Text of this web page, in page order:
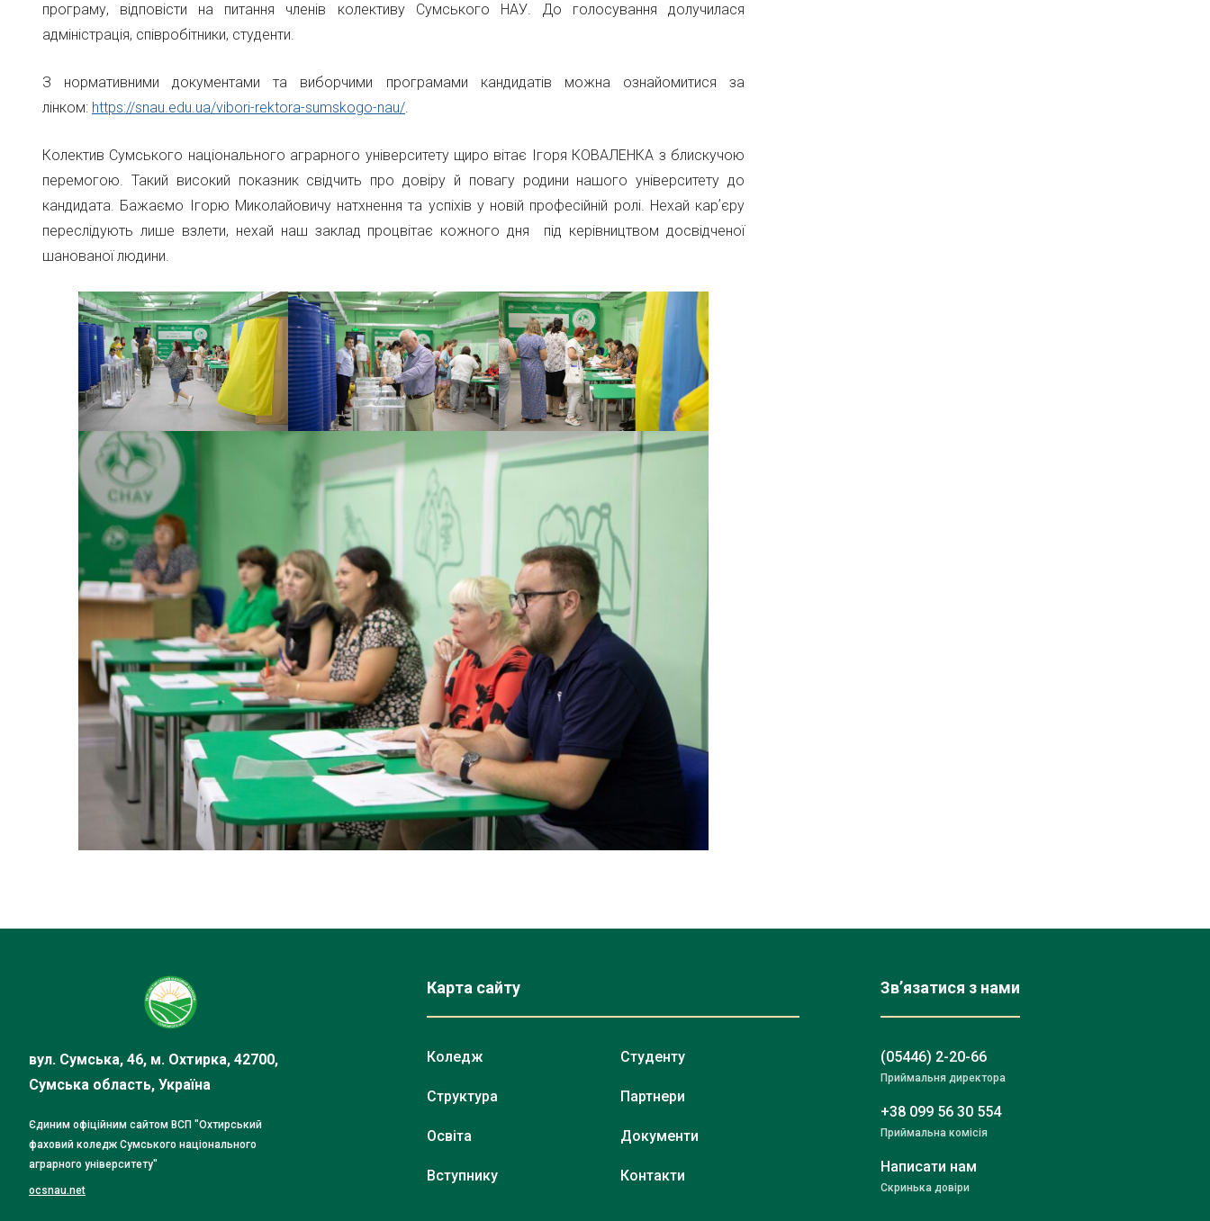
програму, відповісти на питання членів колективу Сумського НАУ. До голосування долучилася
адміністрація, співробітники, студенти.
З нормативними документами та виборчими програмами кандидатів можна ознайомитися за
лінком: https://snau.edu.ua/vibori-rektora-sumskogo-nau/.
Колектив Сумського національного аграрного університету щиро вітає Ігоря КОВАЛЕНКА з блискучою
перемогою. Такий високий показник свідчить про довіру й повагу родини нашого університету до
кандидата. Бажаємо Ігорю Миколайовичу натхнення та успіхів у новій професійній ролі. Нехай карʼєру
переслідують лише взлети, нехай наш заклад процвітає кожного дня під керівництвом досвідченої
шанованої людини.
вул. Сумська, 46, м. Охтирка, 42700,
Сумська область, Україна
Єдиним офіційним сайтом ВСП "Охтирський
фаховий коледж Сумського національного
аграрного університету"
ocsnau.net
Карта сайту
Коледж
Структура
Освіта
Вступнику
Студенту
Партнери
Документи
Контакти
Зв’язатися з нами
(05446) 2-20-66
Приймальня директора
+38 099 56 30 554
Приймальна комісія
Написати нам
Скринька довіри